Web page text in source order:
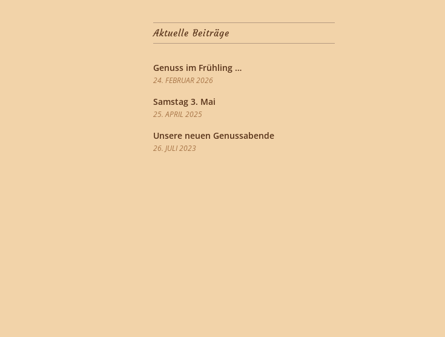
Aktuelle Beiträge
Genuss im Frühling …
24. FEBRUAR 2026
Samstag 3. Mai
25. APRIL 2025
Unsere neuen Genussabende
26. JULI 2023